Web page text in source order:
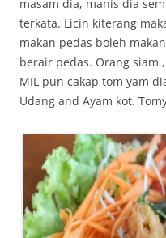
masam dia, manis dia
terkata. Licin kiterang
makan pedas boleh
berair pedas. Orang siam
MIL pun cakap tom yam
Udang and Ayam kot.